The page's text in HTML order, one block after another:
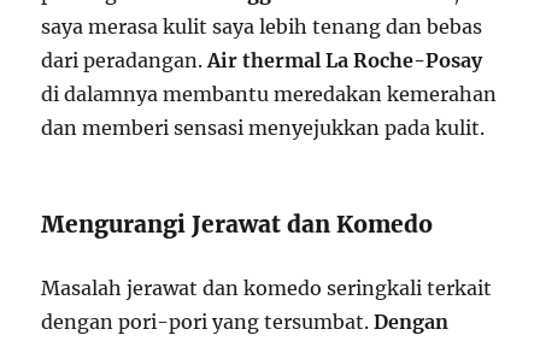
saya merasa kulit saya lebih tenang dan bebas
dari peradangan.Air thermal La Roche-Posay
di dalamnya membantu meredakan kemerahan
dan memberi sensasi menyejukkan pada kulit.
Mengurangi Jerawat dan Komedo
Masalah jerawat dan komedo seringkali terkait
dengan pori-pori yang tersumbat.Dengan